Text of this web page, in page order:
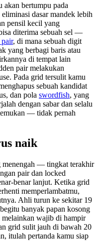
akan bertumpu pada
dasar mandek lebih
pensil kecil yang
diterima sebuah sel —
, di mana sebuah digit
yang berbagi baris atau
di tempat lain
pair melakukan
Pada grid tersulit kamu
sebuah kandidat
dan pola swordfish, yang
dengan sabar dan selalu
— tidak pernah
naik
menengah — tingkat terakhir
pair dan locked
benar lanjut. Ketika grid
memperlambatmu,
Ahli turun ke sekitar 19
banyak papan kosong
melainkan wajib di hampir
grid sulit jauh di bawah 20
itulah pertanda kamu siap